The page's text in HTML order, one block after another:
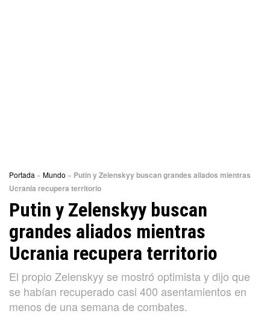
Portada » Mundo » Putin y Zelenskyy buscan grandes aliados mientras
Ucrania recupera territorio
Putin y Zelenskyy buscan
grandes aliados mientras
Ucrania recupera territorio
El propio Zelenskyy se mostró optimista y dijo que
se habían recuperado casi 400 asentamientos en
menos de una semana de combates.